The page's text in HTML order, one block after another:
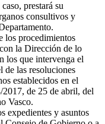
prestará su
consultivos y
los procedimientos
la Dirección de lo
los que intervenga el
de las resoluciones
establecidos en el
de 25 de abril, del
Vasco.
expedientes y asuntos